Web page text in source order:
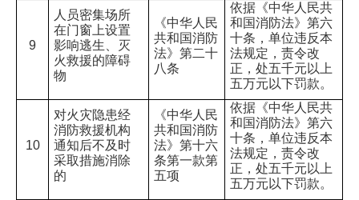
9
人员密集场所
在门窗上设置
影响逃生、灭
火救援的障碍
物
《中华人民
共和国消防
法》第二十
八条
依据《中华人民共
和国消防法》第六
十条，单位违反本
法规定，责令改
正，处五千元以上
五万元以下罚款。
10
对火灾隐患经
消防救援机构
通知后不及时
采取措施消除
的
《中华人民
共和国消防
法》第十六
条第一款第
五项
依据《中华人民共
和国消防法》第六
十条，单位违反本
法规定，责令改
正，处五千元以上
五万元以下罚款。